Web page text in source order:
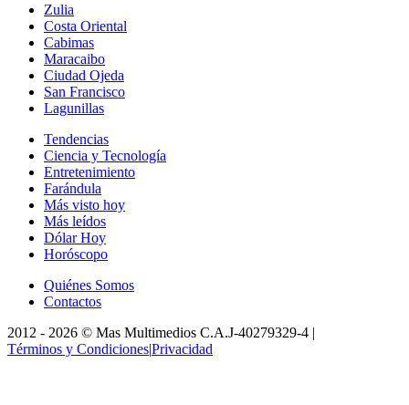
Zulia
Costa Oriental
Cabimas
Maracaibo
Ciudad Ojeda
San Francisco
Lagunillas
Tendencias
Ciencia y Tecnología
Entretenimiento
Farándula
Más visto hoy
Más leídos
Dólar Hoy
Horóscopo
Quiénes Somos
Contactos
2012 - 2026 © Mas Multimedios C.A.J-40279329-4 |
Términos y Condiciones|Privacidad